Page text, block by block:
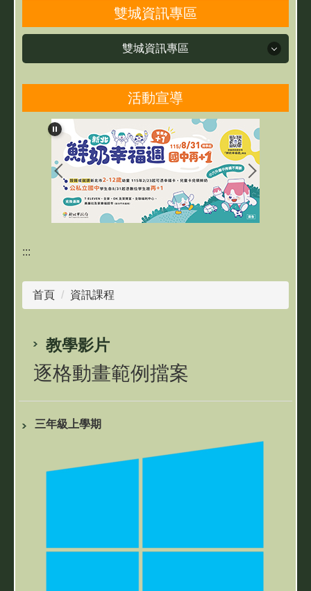
雙城資訊專區
雙城資訊專區
資訊課程
資訊素養與安全
資訊學習友站
活動宣導
:::
首頁 資訊課程
教學影片
逐格動畫範例擋案
三年級上學期